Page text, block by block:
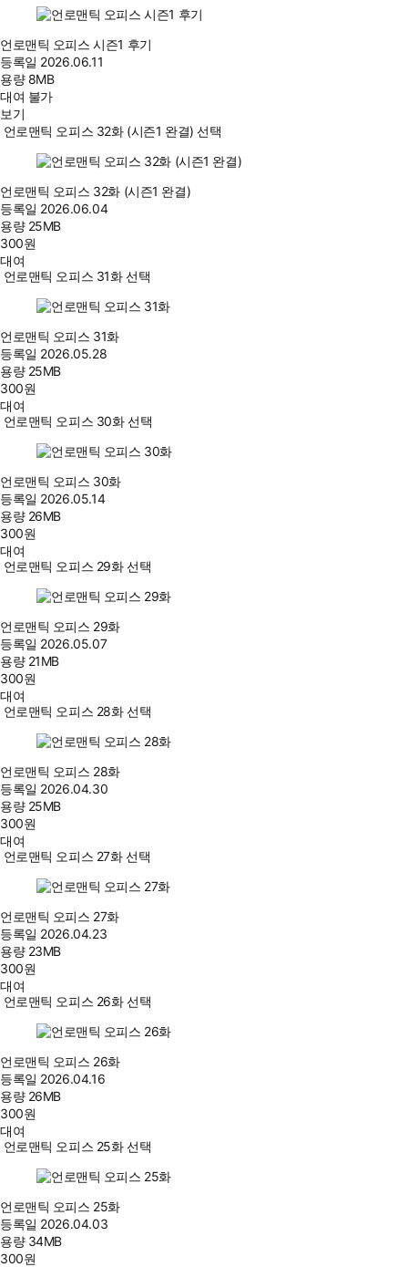
언로맨틱 오피스 시즌1 후기
등록일 2026.06.11
용량 8MB
대여 불가
보기
언로맨틱 오피스 32화 (시즌1 완결) 선택
언로맨틱 오피스 32화 (시즌1 완결)
등록일 2026.06.04
용량 25MB
300원
대여
언로맨틱 오피스 31화 선택
언로맨틱 오피스 31화
등록일 2026.05.28
용량 25MB
300원
대여
언로맨틱 오피스 30화 선택
언로맨틱 오피스 30화
등록일 2026.05.14
용량 26MB
300원
대여
언로맨틱 오피스 29화 선택
언로맨틱 오피스 29화
등록일 2026.05.07
용량 21MB
300원
대여
언로맨틱 오피스 28화 선택
언로맨틱 오피스 28화
등록일 2026.04.30
용량 25MB
300원
대여
언로맨틱 오피스 27화 선택
언로맨틱 오피스 27화
등록일 2026.04.23
용량 23MB
300원
대여
언로맨틱 오피스 26화 선택
언로맨틱 오피스 26화
등록일 2026.04.16
용량 26MB
300원
대여
언로맨틱 오피스 25화 선택
언로맨틱 오피스 25화
등록일 2026.04.03
용량 34MB
300원